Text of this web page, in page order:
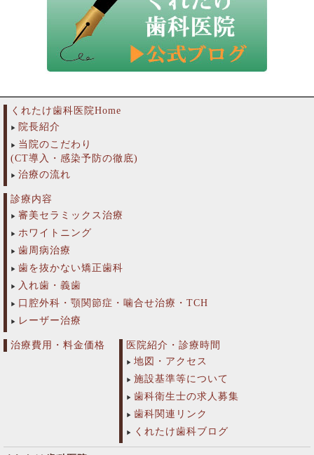
くれたけ歯科医院Home
院長紹介
当院のこだわり
(CT導入・感染予防の徹底)
治療の流れ
診療内容
審美セラミックス治療
ホワイトニング
歯周病治療
歯を抜かない矯正歯科
入れ歯・義歯
口腔外科・顎関節症・噛合せ治療・TCH
レーザー治療
治療費用・料金価格
医院紹介・診療時間
地図・アクセス
施設基準等について
歯科衛生士の求人募集
歯科関連リンク
くれたけ歯科ブログ